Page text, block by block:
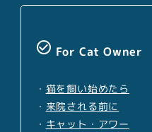
check_circle_outline For Cat Owner
・ 猫を飼い始めたら
・ 来院される前に
・ キャット・アワー